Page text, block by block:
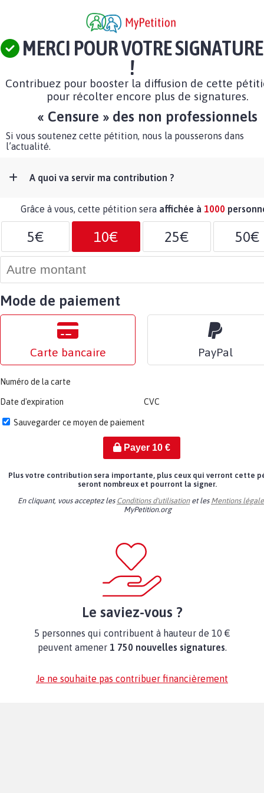
MERCI POUR VOTRE SIGNATURE
!
Contribuez pour booster la diffusion de cette
pour récolter encore plus de signatures.
« Censure » des non professionnels
Si vous soutenez cette pétition, nous la pousserons dans
l’actualité.
A quoi va servir ma contribution ?
Grâce à vous, cette pétition sera affichée à 1000
5€ 10€ 25€ 50€
Mode de paiement
Carte bancaire PayPal
Numéro de la carte
Date d'expiration CVC
Sauvegarder ce moyen de paiement
Payer 10€
Plus votre contribution sera importante, plus ceux qui verront cette
seront nombreux et pourront la signer.
En cliquant, vous acceptez les Conditions d'utilisationet les Mentions
MyPetition.org
Le saviez-vous ?
5 personnes qui contribuent à hauteur de 10 €
peuvent amener 1 750 nouvelles signatures.
Je ne souhaite pas contribuer financièrement